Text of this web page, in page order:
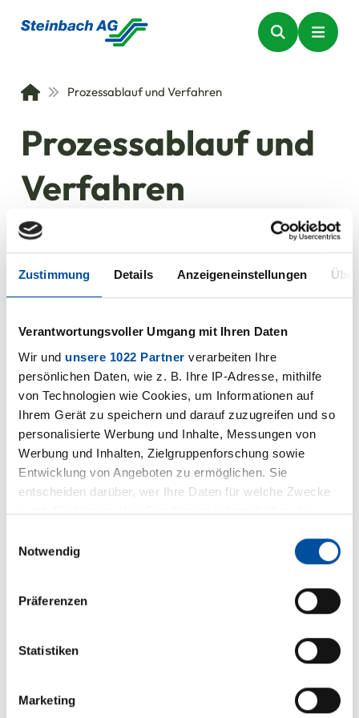
Zustimmung Details Anzeigeneinstellungen
Verantwortungsvoller Umgang mit Ihren Daten
Wir und unsere 1022 Partner verarbeiten Ihre
persönlichen Daten, wie z. B. Ihre IP-Adresse, mithilfe
von Technologien wie Cookies, um Informationen auf
Ihrem Gerät zu speichern und darauf zuzugreifen und so
personalisierte Werbung und Inhalte, Messungen von
Werbung und Inhalten, Zielgruppenforschung sowie
Entwicklung von Angeboten zu ermöglichen. Sie
entscheiden darüber, wer Ihre Daten für welche Zwecke
nutzt. Sie können Ihre Einwilligung jederzeit über die
Trigger Symbol ändern oder widerrufen
Informationen über Ihre geografische Lage erfassen,
Ihr Gerät durch aktives Scannen nach bestimmten
Erfahren Sie mehr darüber, wie Ihre persönlichen Daten
verarbeitet werden, und legen Sie Ihre Präferenzen im
Notwendig
Präferenzen
Statistiken
Marketing
Prozessablauf und Verfahren
Prozessablauf und
Verfahren